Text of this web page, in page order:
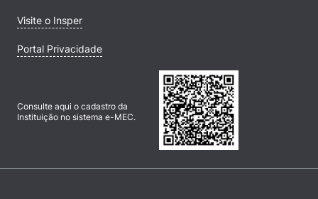
Visite o Insper
Portal Privacidade
Consulte aqui o cadastro da
Instituição no sistema e-MEC.